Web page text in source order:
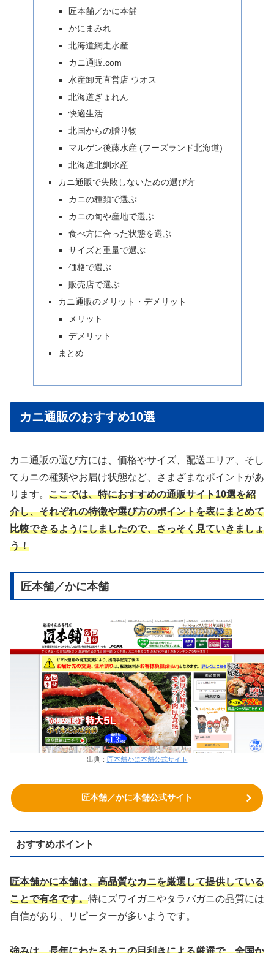
匠本舗／かに本舗
かにまみれ
北海道網走水産
カニ通販.com
水産卸元直営店 ウオス
北海道ぎょれん
快適生活
北国からの贈り物
マルゲン後藤水産 (フーズランド北海道)
北海道北釧水産
カニ通販で失敗しないための選び方
カニの種類で選ぶ
カニの旬や産地で選ぶ
食べ方に合った状態を選ぶ
サイズと重量で選ぶ
価格で選ぶ
販売店で選ぶ
カニ通販のメリット・デメリット
メリット
デメリット
まとめ
カニ通販のおすすめ10選
カニ通販の選び方には、価格やサイズ、配送エリア、そし
てカニの種類やお届け状態など、さまざまなポイントがあ
ります。 ここでは、特におすすめの通販サイト10選を紹
介し、それぞれの特徴や選び方のポイントを表にまとめて
比較できるようにしましたので、さっそく見ていきましょ
う！
匠本舗／かに本舗
出典： 匠本舗かに本舗公式サイト
匠本舗／かに本舗公式サイト
おすすめポイント
匠本舗かに本舗は、高品質なカニを厳選して提供している
ことで有名です。特にズワイガニやタラバガニの品質には
自信があり、リピーターが多いようです。
強みは、長年にわたるカニの目利きによる厳選で、全国か